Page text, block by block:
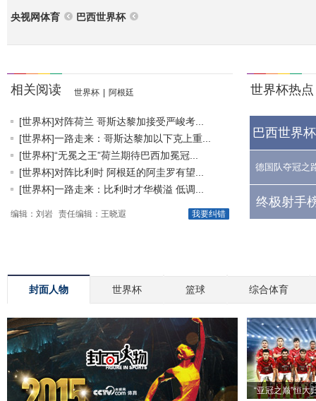
央视网体育 巴西世界杯
相关阅读 世界杯 阿根廷
[世界杯]对阵荷兰 哥斯达黎加接受严峻考...
[世界杯]一路走来：哥斯达黎加以下克上重...
[世界杯]“无冕之王”荷兰期待巴西加冕冠...
[世界杯]对阵比利时 阿根廷的阿圭罗有望...
[世界杯]一路走来：比利时才华横溢 低调...
我要纠错
编辑：刘岩 责任编辑：王晓遐
世界杯热点
巴西世界
德国队夺冠之
终极射手
封面人物 世界杯 篮球 综合体育
“亚冠之巅”恒大